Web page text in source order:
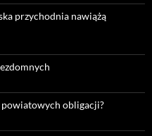
przychodnia nawiążą
powiatowych obligacji?